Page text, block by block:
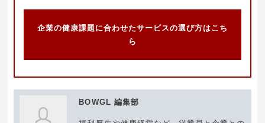
企業の健康課題に合わせたサービスの選び方はこち
ら
BOWGL 編集部